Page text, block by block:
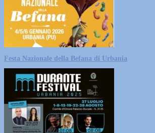
Festa Nazionale della Befana di Urbania